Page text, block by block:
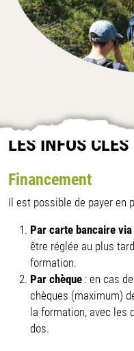
LES INFOS CLÉS
Financement
Il est possible de payer en
Par carte bancaire
être réglée au plus
formation.
Par chèque : en cas
chèques (maximum)
la formation, avec les
dos.